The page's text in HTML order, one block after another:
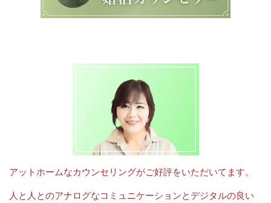
アットホームなカウンセリングがご好評をいただいてます。
人と人とのアナログなコミュニケーションとデジタルの良い